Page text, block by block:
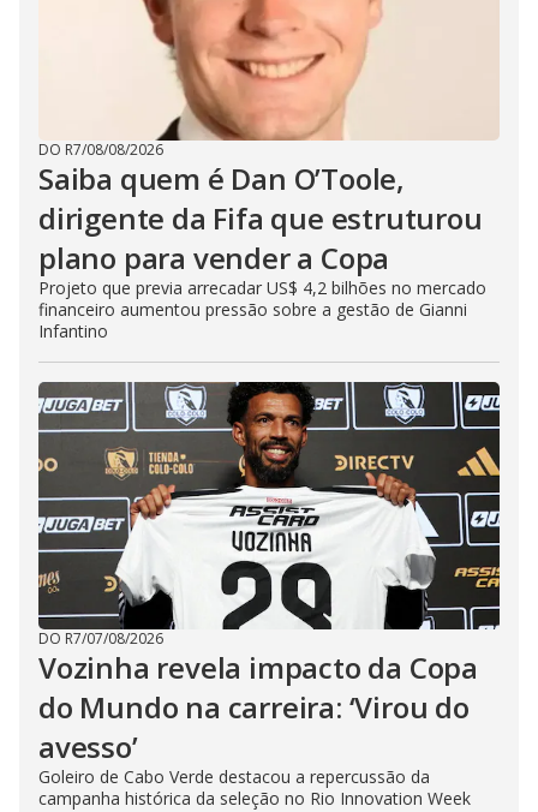
DO R7/08/08/2026
Saiba quem é Dan O’Toole,
dirigente da Fifa que estruturou
plano para vender a Copa
Projeto que previa arrecadar US$ 4,2 bilhões no mercado
financeiro aumentou pressão sobre a gestão de Gianni
Infantino
DO R7/07/08/2026
Vozinha revela impacto da Copa
do Mundo na carreira: ‘Virou do
avesso’
Goleiro de Cabo Verde destacou a repercussão da
campanha histórica da seleção no Rio Innovation Week